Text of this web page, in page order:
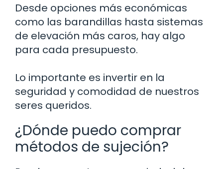
Desde opciones más económicas
como las barandillas hasta sistemas
de elevación más caros, hay algo
para cada presupuesto.
Lo importante es invertir en la
seguridad y comodidad de nuestros
seres queridos.
¿Dónde puedo comprar
métodos de sujeción?